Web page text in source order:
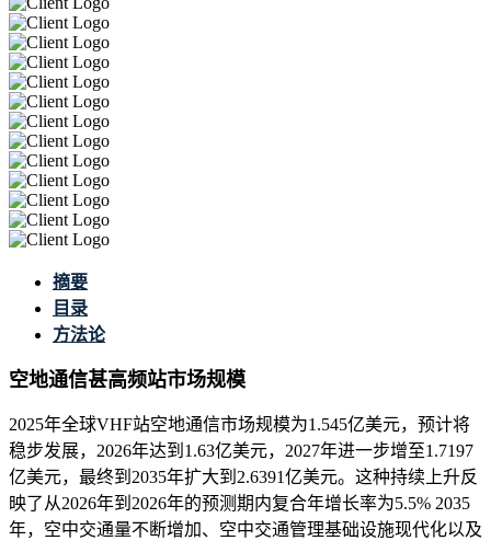
摘要
目录
方法论
空地通信甚高频站市场规模
2025年全球VHF站空地通信市场规模为1.545亿美元，预计将
稳步发展，2026年达到1.63亿美元，2027年进一步增至1.7197
亿美元，最终到2035年扩大到2.6391亿美元。这种持续上升反
映了从2026年到2026年的预测期内复合年增长率为5.5% 2035
年，空中交通量不断增加、空中交通管理基础设施现代化以及